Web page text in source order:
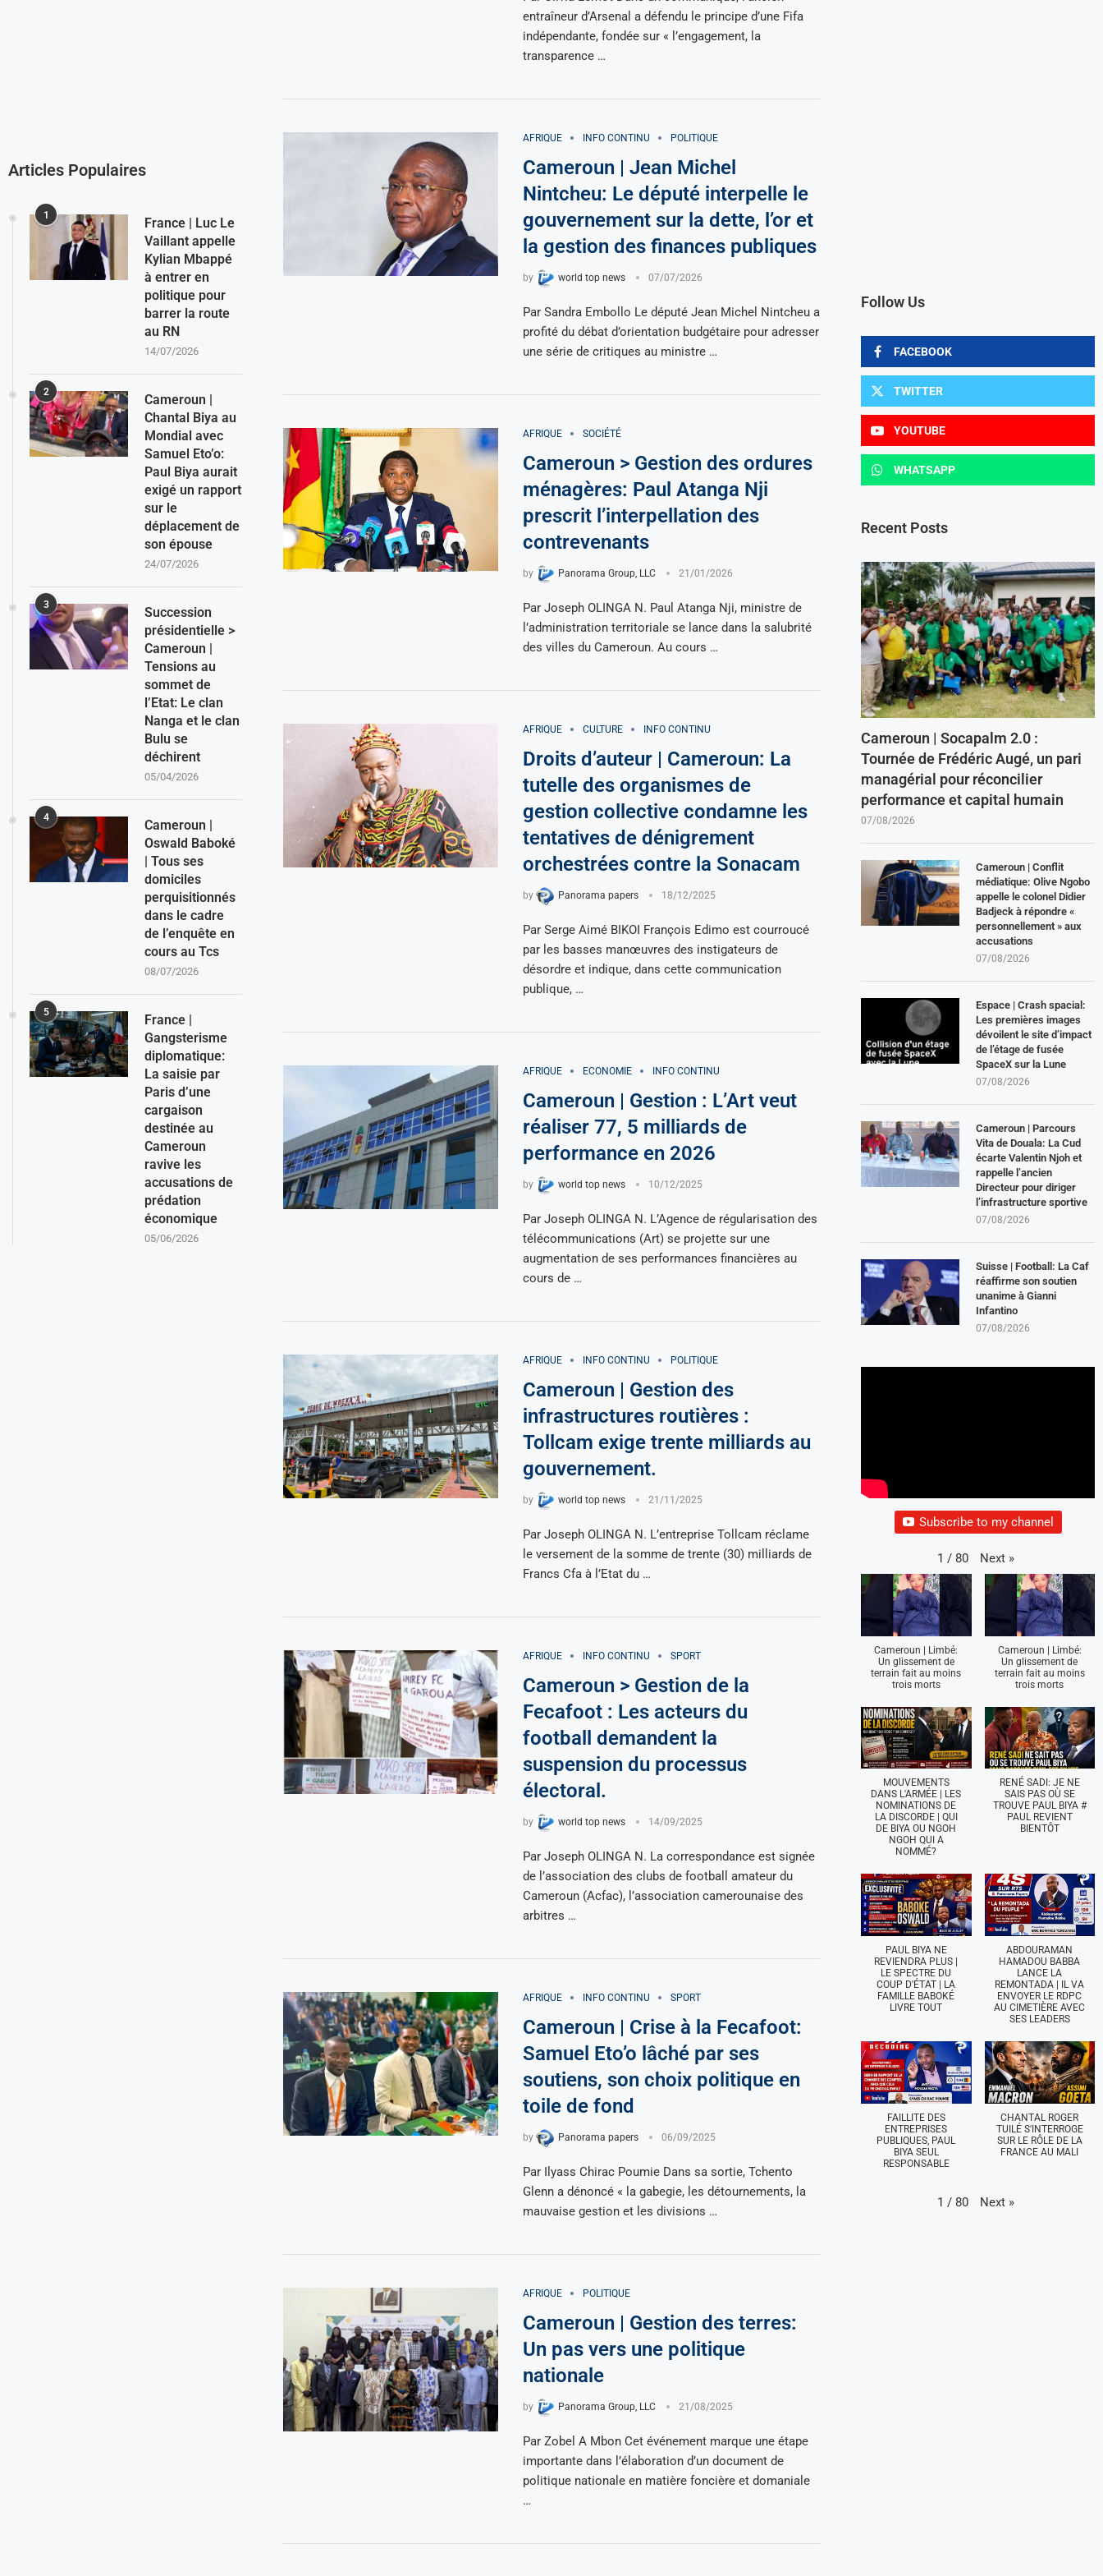
entraîneur d’Arsenal a défendu le principe d’une Fifa
indépendante, fondée sur « l’engagement, la
transparence …
AFRIQUE INFO CONTINU POLITIQUE
Cameroun | Jean Michel
Nintcheu: Le député interpelle le
gouvernement sur la dette, l’or et
la gestion des finances publiques
by world top news 07/07/2026
Par Sandra Embollo Le député Jean Michel Nintcheu a
profité du débat d’orientation budgétaire pour adresser
une série de critiques au ministre …
AFRIQUE SOCIÉTÉ
Cameroun > Gestion des ordures
ménagères: Paul Atanga Nji
prescrit l’interpellation des
contrevenants
by Panorama Group, LLC 21/01/2026
Par Joseph OLINGA N. Paul Atanga Nji, ministre de
l’administration territoriale se lance dans la salubrité
des villes du Cameroun. Au cours …
AFRIQUE CULTURE INFO CONTINU
Droits d’auteur | Cameroun: La
tutelle des organismes de
gestion collective condamne les
tentatives de dénigrement
orchestrées contre la Sonacam
by Panorama papers 18/12/2025
Par Serge Aimé BIKOI François Edimo est courroucé
par les basses manœuvres des instigateurs de
désordre et indique, dans cette communication
publique, …
AFRIQUE ECONOMIE INFO CONTINU
Cameroun | Gestion : L’Art veut
réaliser 77, 5 milliards de
performance en 2026
by world top news 10/12/2025
Par Joseph OLINGA N. L’Agence de régularisation des
télécommunications (Art) se projette sur une
augmentation de ses performances financières au
cours de …
AFRIQUE INFO CONTINU POLITIQUE
Cameroun | Gestion des
infrastructures routières :
Tollcam exige trente milliards au
gouvernement.
by world top news 21/11/2025
Par Joseph OLINGA N. L’entreprise Tollcam réclame
le versement de la somme de trente (30) milliards de
Francs Cfa à l’Etat du …
AFRIQUE INFO CONTINU SPORT
Cameroun > Gestion de la
Fecafoot : Les acteurs du
football demandent la
suspension du processus
électoral.
by world top news 14/09/2025
Par Joseph OLINGA N. La correspondance est signée
de l’association des clubs de football amateur du
Cameroun (Acfac), l’association camerounaise des
arbitres …
AFRIQUE INFO CONTINU SPORT
Cameroun | Crise à la Fecafoot:
Samuel Eto’o lâché par ses
soutiens, son choix politique en
toile de fond
by Panorama papers 06/09/2025
Par Ilyass Chirac Poumie Dans sa sortie, Tchento
Glenn a dénoncé « la gabegie, les détournements, la
mauvaise gestion et les divisions …
AFRIQUE POLITIQUE
Cameroun | Gestion des terres:
Un pas vers une politique
nationale
by Panorama Group, LLC 21/08/2025
Par Zobel A Mbon Cet événement marque une étape
importante dans l’élaboration d’un document de
politique nationale en matière foncière et domaniale
…
Follow Us
FACEBOOK
TWITTER
YOUTUBE
WHATSAPP
Recent Posts
Cameroun | Socapalm 2.0 :
Tournée de Frédéric Augé, un pari
managérial pour réconcilier
performance et capital humain
07/08/2026
Cameroun | Conflit
médiatique: Olive Ngobo
appelle le colonel Didier
Badjeck à répondre «
personnellement » aux
accusations
07/08/2026
Espace | Crash spacial:
Les premières images
dévoilent le site d’impact
de l’étage de fusée
SpaceX sur la Lune
07/08/2026
Cameroun | Parcours
Vita de Douala: La Cud
écarte Valentin Njoh et
rappelle l’ancien
Directeur pour diriger
l’infrastructure sportive
07/08/2026
Suisse | Football: La Caf
réaffirme son soutien
unanime à Gianni
Infantino
07/08/2026
Subscribe to my channel
1 / 80 Next »
Cameroun | Limbé:
Un glissement de
terrain fait au moins
trois morts
Cameroun | Limbé:
Un glissement de
terrain fait au moins
trois morts
MOUVEMENTS
DANS L'ARMÉE | LES
NOMINATIONS DE
LA DISCORDE | QUI
DE BIYA OU NGOH
NGOH QUI A
NOMMÉ?
RENÉ SADI: JE NE
SAIS PAS OÙ SE
TROUVE PAUL BIYA #
PAUL REVIENT
BIENTÔT
PAUL BIYA NE
REVIENDRA PLUS |
LE SPECTRE DU
COUP D'ÉTAT | LA
FAMILLE BABOKÉ
LIVRE TOUT
ABDOURAMAN
HAMADOU BABBA
LANCE LA
REMONTADA | IL VA
ENVOYER LE RDPC
AU CIMETIÈRE AVEC
SES LEADERS
FAILLITE DES
ENTREPRISES
PUBLIQUES, PAUL
BIYA SEUL
RESPONSABLE
CHANTAL ROGER
TUILÉ S'INTERROGE
SUR LE RÔLE DE LA
FRANCE AU MALI
1 / 80 Next »
Articles Populaires
1
France | Luc Le
Vaillant appelle
Kylian Mbappé
à entrer en
politique pour
barrer la route
au RN
14/07/2026
2
Cameroun |
Chantal Biya au
Mondial avec
Samuel Eto’o:
Paul Biya aurait
exigé un rapport
sur le
déplacement de
son épouse
24/07/2026
3
Succession
présidentielle >
Cameroun |
Tensions au
sommet de
l’Etat: Le clan
Nanga et le clan
Bulu se
déchirent
05/04/2026
4
Cameroun |
Oswald Baboké
| Tous ses
domiciles
perquisitionnés
dans le cadre
de l’enquête en
cours au Tcs
08/07/2026
5
France |
Gangsterisme
diplomatique:
La saisie par
Paris d’une
cargaison
destinée au
Cameroun
ravive les
accusations de
prédation
économique
05/06/2026